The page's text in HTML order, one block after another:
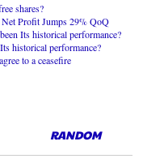
shares?
Profit Jumps 29% QoQ
Its historical performance?
historical performance?
to a ceasefire
RANDOM